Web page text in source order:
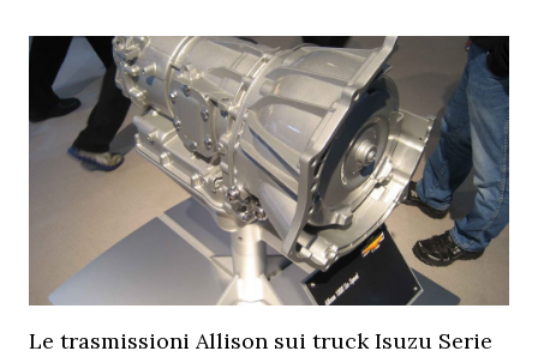
Le trasmissioni Allison sui truck Isuzu Serie